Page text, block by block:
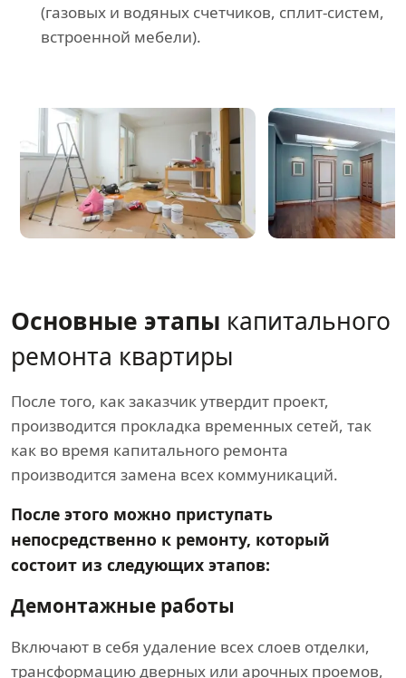
(газовых и водяных счетчиков, сплит-систем,
встроенной мебели).
Основные этапы капитального
ремонта квартиры
После того, как заказчик утвердит проект,
производится прокладка временных сетей, так
как во время капитального ремонта
производится замена всех коммуникаций.
После этого можно приступать
непосредственно к ремонту, который
состоит из следующих этапов:
Демонтажные работы
Включают в себя удаление всех слоев отделки,
трансформацию дверных или арочных проемов,